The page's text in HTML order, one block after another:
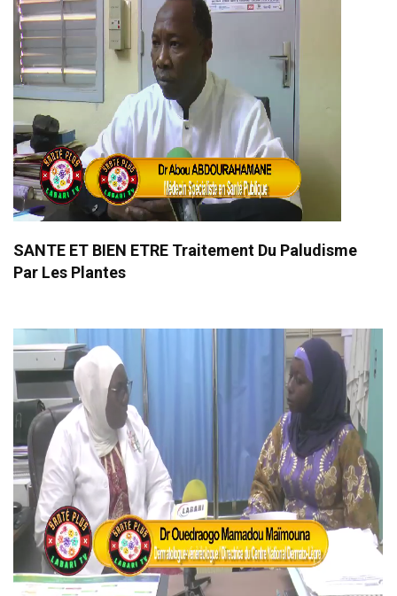
SANTE ET BIEN ETRE Traitement Du Paludisme
Par Les Plantes